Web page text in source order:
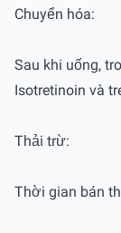
Chuyển hóa:
Sau khi uống,
Isotretinoin và
Thải trừ:
Thời gian bán